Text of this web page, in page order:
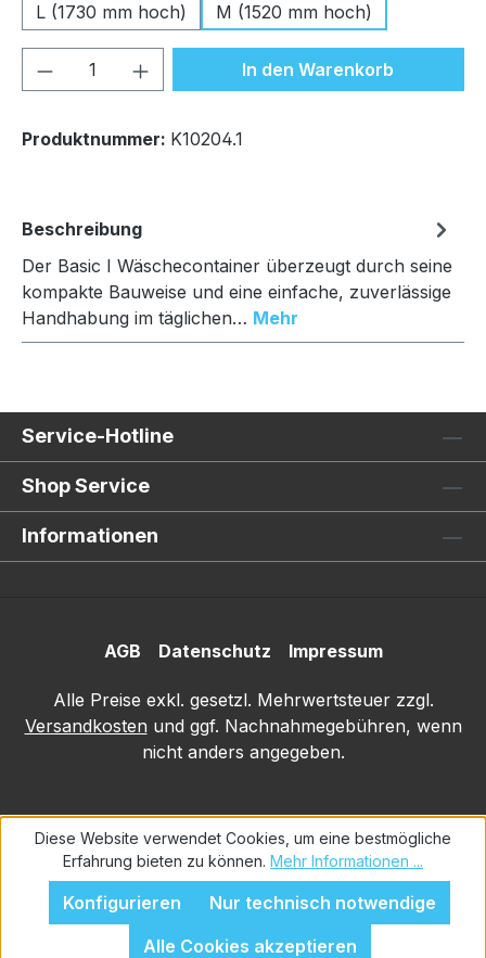
L (1730 mm hoch)
M (1520 mm hoch)
Produkt Anzahl: Gib denIn den Warenkorb
Produktnummer: K10204.1
Beschreibung
Der Basic I Wäschecontainer überzeugt durch seine
kompakte Bauweise und eine einfache, zuverlässige
Handhabung im täglichen… Mehr
Service-Hotline
Shop Service
Informationen
AGB Datenschutz Impressum
Alle Preise exkl. gesetzl. Mehrwertsteuer zzgl.
Versandkosten und ggf. Nachnahmegebühren, wenn
nicht anders angegeben.
Diese Website verwendet Cookies, um eine bestmögliche
Erfahrung bieten zu können. Mehr Informationen ...
Nur technisch notwendige
Konfigurieren
Alle Cookies akzeptieren